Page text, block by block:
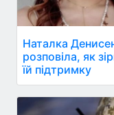
Наталка
розповіла, як
їй підтримку